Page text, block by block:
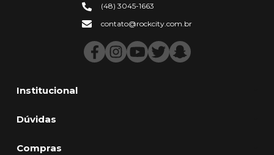
Institucional
Dúvidas
Compras
(48) 3045-1663
contato@rockcity.com.br